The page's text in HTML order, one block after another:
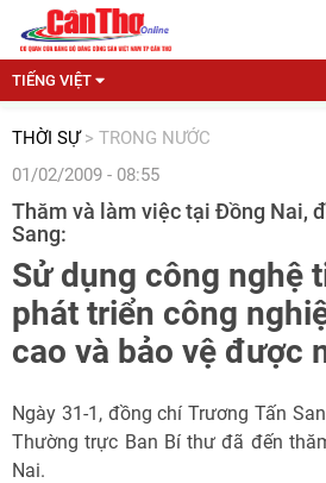
TIẾNG VIỆT
THỜI SỰ > TRONG NƯỚC
01/02/2009 - 08:55
Thăm và làm việc tại Đồng Nai,
Sang:
Sử dụng công nghệ
phát triển công
cao và bảo vệ được
Ngày 31-1, đồng chí Trương Tấn
Thường trực Ban Bí thư đã đến
Nai.